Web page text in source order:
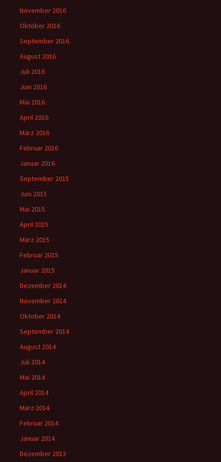
November 2016
Oktober 2016
September 2016
August 2016
Juli 2016
Juni 2016
Mai 2016
April 2016
März 2016
Februar 2016
Januar 2016
September 2015
Juni 2015
Mai 2015
April 2015
März 2015
Februar 2015
Januar 2015
Dezember 2014
November 2014
Oktober 2014
September 2014
August 2014
Juli 2014
Mai 2014
April 2014
März 2014
Februar 2014
Januar 2014
Dezember 2013